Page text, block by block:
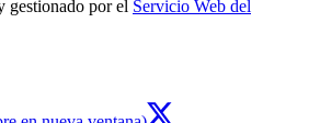
gestionado por el Servicio Web del